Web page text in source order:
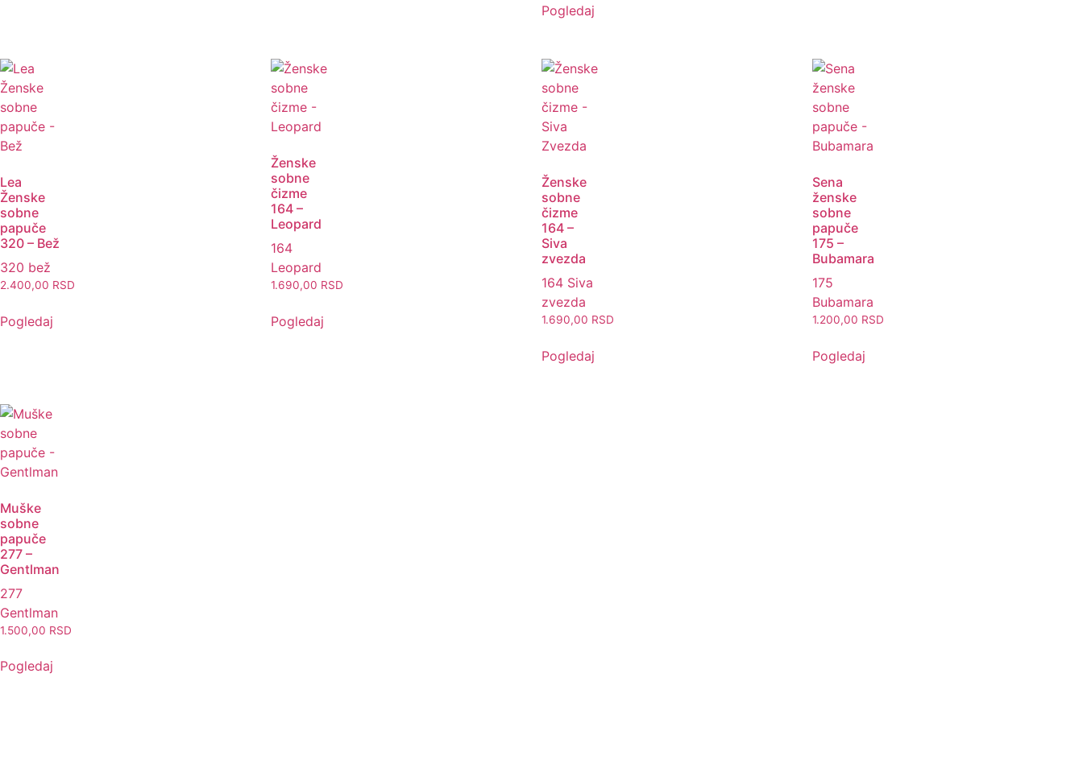
Pogledaj
Lea
Ženske
sobne
papuče
320 – Bež
320 bež
2.400,00 RSD
Pogledaj
Ženske
sobne
čizme
164 –
Leopard
164
Leopard
1.690,00 RSD
Pogledaj
Ženske
sobne
čizme
164 –
Siva
zvezda
164 Siva
zvezda
1.690,00 RSD
Pogledaj
Sena
ženske
sobne
papuče
175 –
Bubamara
175
Bubamara
1.200,00 RSD
Pogledaj
Muške
sobne
papuče
277 –
Gentlman
277
Gentlman
1.500,00 RSD
Pogledaj